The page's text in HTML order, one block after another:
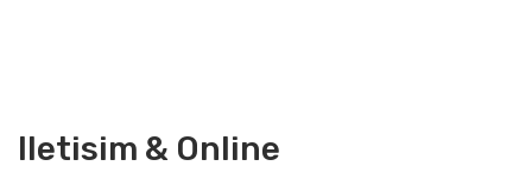
Iletisim & Online